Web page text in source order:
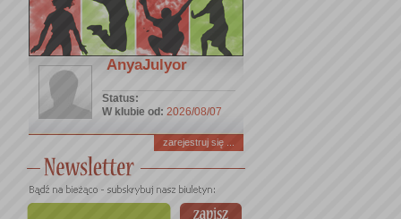
AnyaJulyor
Status:
W klubie od: 2026/08/07
zarejestruj się ...